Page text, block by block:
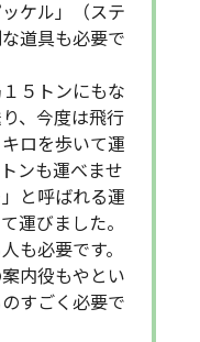
ケル」（ステ
道具も必要で
５トンにもな
、今度は飛行
ロを歩いて運
ンも運べませ
と呼ばれる運
運びました。
も必要です。
内役もやとい
すごく必要で